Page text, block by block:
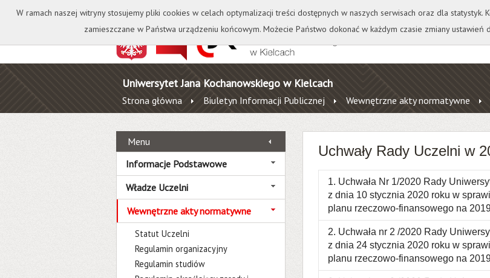
Kontakt Biblioteka Wydawnictwo Wirtualna Uczelnia A A A
Uniwersytet Jana Kochanowskiego w Kielcach
Strona główna Biuletyn Informacji Publicznej Wewnętrzne akty normatywne
Menu
Informacje Podstawowe
Władze Uczelni
Wewnętrzne akty normatywne
Statut Uczelni
Regulamin organizacyjny
Regulamin studiów
Uchwały Rady Uczelni w
1. Uchwała Nr 1/2020 Rady
z dnia 10 stycznia 2020 roku w
planu rzeczowo-finansowego na
2. Uchwała nr 2 /2020 Rady
z dnia 24 stycznia 2020 roku w
planu rzeczowo-finansowego na
W ramach naszej witryny stosujemy pliki cookies w celach optymalizacji treści dostępnych w naszych serwisach oraz dla
zamieszczane w Państwa urządzeniu końcowym. Możecie Państwo dokonać w każdym czasie zmiany ustawień